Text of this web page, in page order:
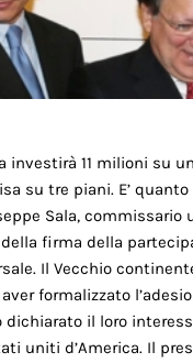
investirà 11 milioni su
su tre piani. E’
Sala, commissario
firma della
Il Vecchio
formalizzato
dichiarato il loro
uniti d’America. Il